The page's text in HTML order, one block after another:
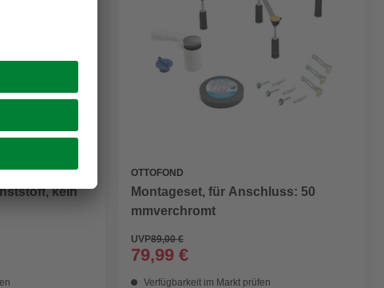
kein
OTTOFOND
Montageset, für Anschluss: 50
mmverchromt
UVP89,00 €
79,99 €
Verfügbarkeit im Markt prüfen